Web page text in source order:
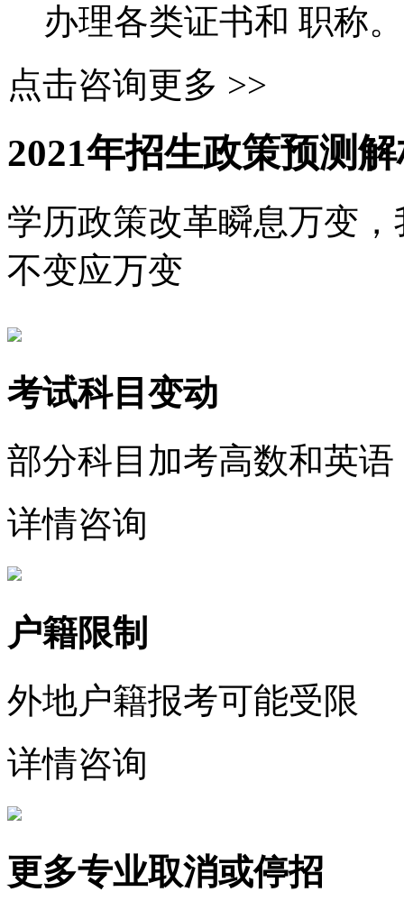
办理各类证书和 职称。
点击咨询更多 >>
2021年招生政策预测
学历政策改革瞬息万变
不变应万变
考试科目变动
部分科目加考高数和英语
详情咨询
户籍限制
外地户籍报考可能受限
详情咨询
更多专业取消或停招